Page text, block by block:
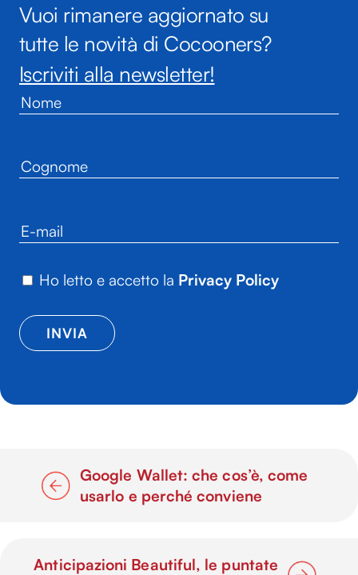
Vuoi rimanere aggiornato su
tutte le novità di Cocooners?
Iscriviti alla newsletter!
Ho letto e accetto la Privacy Policy
Google Wallet: che cos’è, come
usarlo e perché conviene
Anticipazioni Beautiful, le puntate